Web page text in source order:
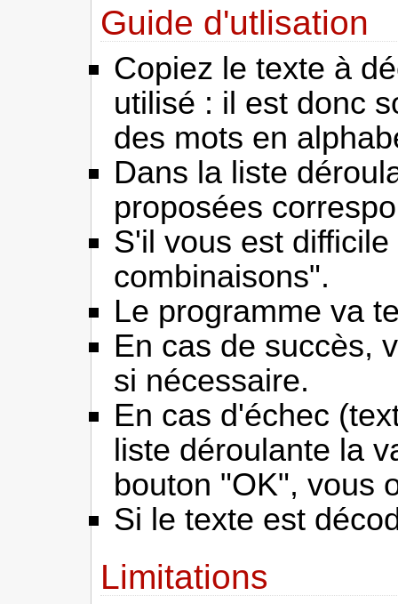
Guide d'utlisation
Copiez le texte à
utilisé : il est donc
des mots en
Dans la liste
proposées
S'il vous est
combinaisons".
Le programme va
En cas de succès,
si nécessaire.
En cas d'échec
liste déroulante la
bouton "OK", vous
Si le texte est
Limitations